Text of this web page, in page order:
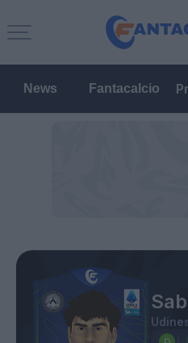
News Fantacalcio